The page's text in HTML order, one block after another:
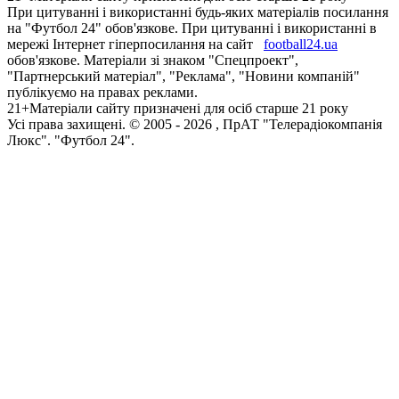
При цитуванні і використанні будь-яких матеріалів посилання
на "Футбол 24" обов'язкове. При цитуванні і використанні в
мережі Інтернет гіперпосилання на сайт
football24.ua
обов'язкове. Матеріали зі знаком "Спецпроект",
"Партнерський матеріал", "Реклама", "Новини компаній"
публікуємо на правах реклами.
21+Матеріали сайту призначені для осіб старше 21 року
Усi права захищенi. © 2005 - 2026 , ПрАТ "Телерадіокомпанія
Люкс". "Футбол 24".